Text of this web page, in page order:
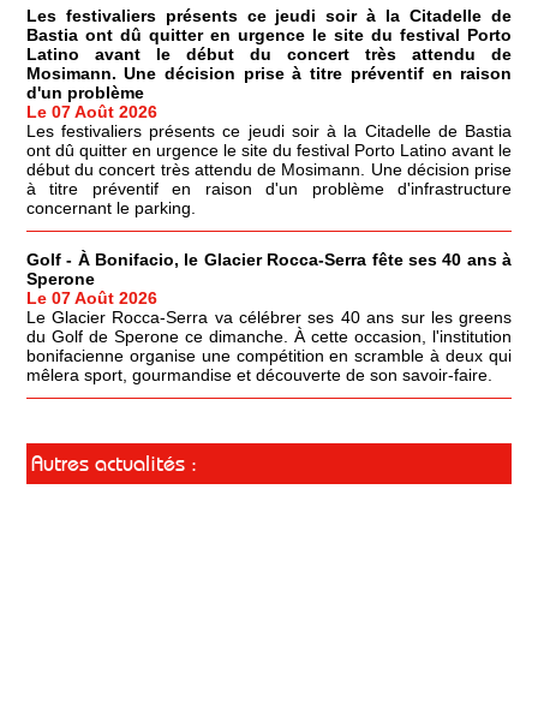
Les festivaliers présents ce jeudi soir à la Citadelle de
Bastia ont dû quitter en urgence le site du festival Porto
Latino avant le début du concert très attendu de
Mosimann. Une décision prise à titre préventif en raison
d'un problème
Le 07 Août 2026
Les festivaliers présents ce jeudi soir à la Citadelle de Bastia
ont dû quitter en urgence le site du festival Porto Latino avant le
début du concert très attendu de Mosimann. Une décision prise
à titre préventif en raison d'un problème d'infrastructure
concernant le parking.
Golf - À Bonifacio, le Glacier Rocca-Serra fête ses 40 ans à
Sperone
Le 07 Août 2026
Le Glacier Rocca-Serra va célébrer ses 40 ans sur les greens
du Golf de Sperone ce dimanche. À cette occasion, l'institution
bonifacienne organise une compétition en scramble à deux qui
mêlera sport, gourmandise et découverte de son savoir-faire.
Autres actualités :